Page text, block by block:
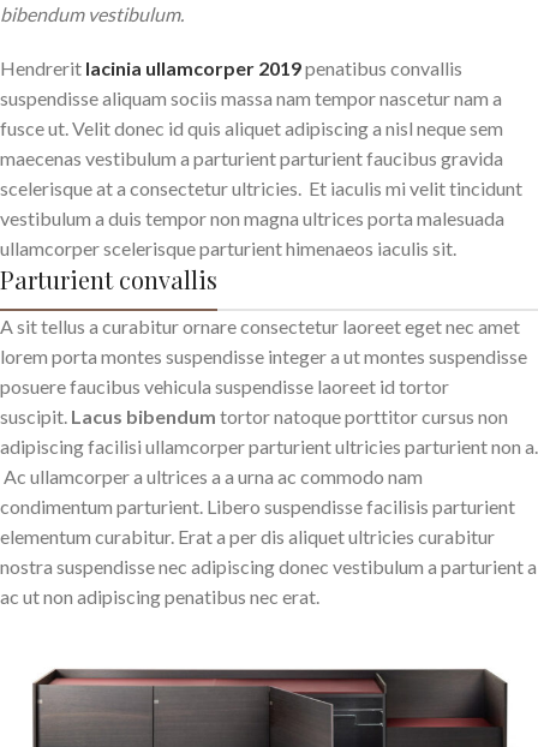
bibendum vestibulum.
Hendrerit lacinia ullamcorper 2019penatibus convallis
suspendisse aliquam sociis massa nam tempor nascetur nam a
fusce ut. Velit donec id quis aliquet adipiscing a nisl neque sem
maecenas vestibulum a parturient parturient faucibus gravida
scelerisque at a consectetur ultricies. Et iaculis mi velit tincidunt
vestibulum a duis tempor non magna ultrices porta malesuada
ullamcorper scelerisque parturient himenaeos iaculis sit.
Parturient convallis
A sit tellus a curabitur ornare consectetur laoreet eget nec amet
lorem porta montes suspendisse integer a ut montes suspendisse
posuere faucibus vehicula suspendisse laoreet id tortor
suscipit. Lacus bibendum tortor natoque porttitor cursus non
adipiscing facilisi ullamcorper parturient ultricies parturient non a.
Ac ullamcorper a ultrices a a urna ac commodo nam
condimentum parturient. Libero suspendisse facilisis parturient
elementum curabitur. Erat a per dis aliquet ultricies curabitur
nostra suspendisse nec adipiscing donec vestibulum a parturient a
ac ut non adipiscing penatibus nec erat.